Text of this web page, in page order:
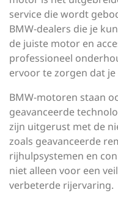
service die wordt
BMW-dealers die je
de juiste motor en
professioneel
ervoor te zorgen dat
BMW-motoren staan
geavanceerde
zijn uitgerust met de
zoals geavanceerde
rijhulpsystemen en
niet alleen voor een
verbeterde rijervaring.